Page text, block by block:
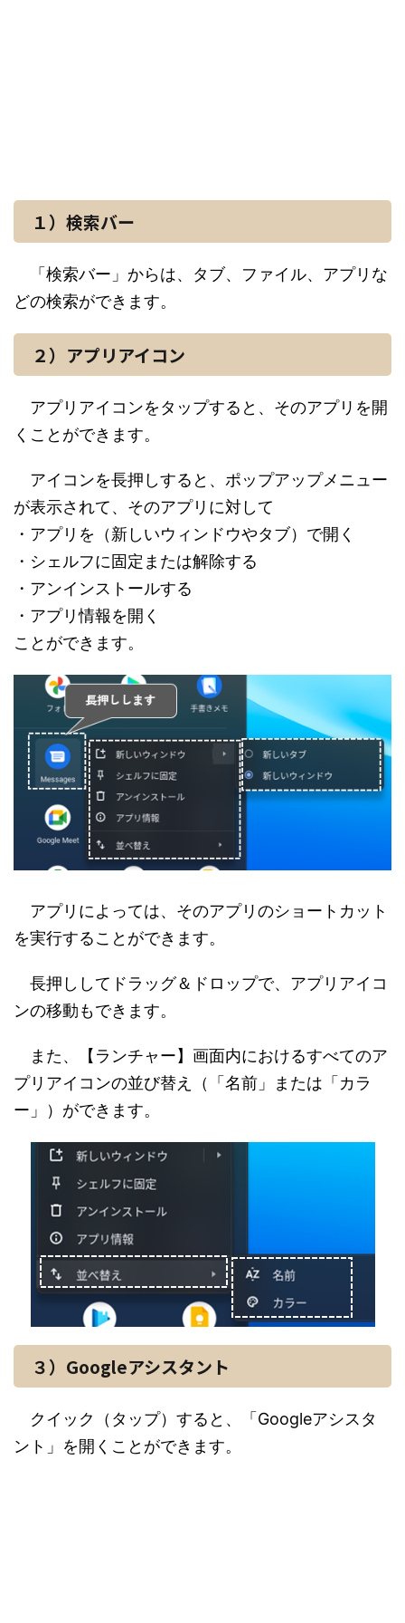
１）検索バー
「検索バー」からは、タブ、ファイル、アプリな
どの検索ができます。
２）アプリアイコン
アプリアイコンをタップすると、そのアプリを開
くことができます。
アイコンを長押しすると、ポップアップメニュー
が表示されて、そのアプリに対して
・アプリを（新しいウィンドウやタブ）で開く
・シェルフに固定または解除する
・アンインストールする
・アプリ情報を開く
ことができます。
アプリによっては、そのアプリのショートカット
を実行することができます。
長押ししてドラッグ＆ドロップで、アプリアイコ
ンの移動もできます。
また、【ランチャー】画面内におけるすべてのア
プリアイコンの並び替え（「名前」または「カラ
ー」）ができます。
３）Googleアシスタント
クイック（タップ）すると、「Googleアシスタ
ント」を開くことができます。